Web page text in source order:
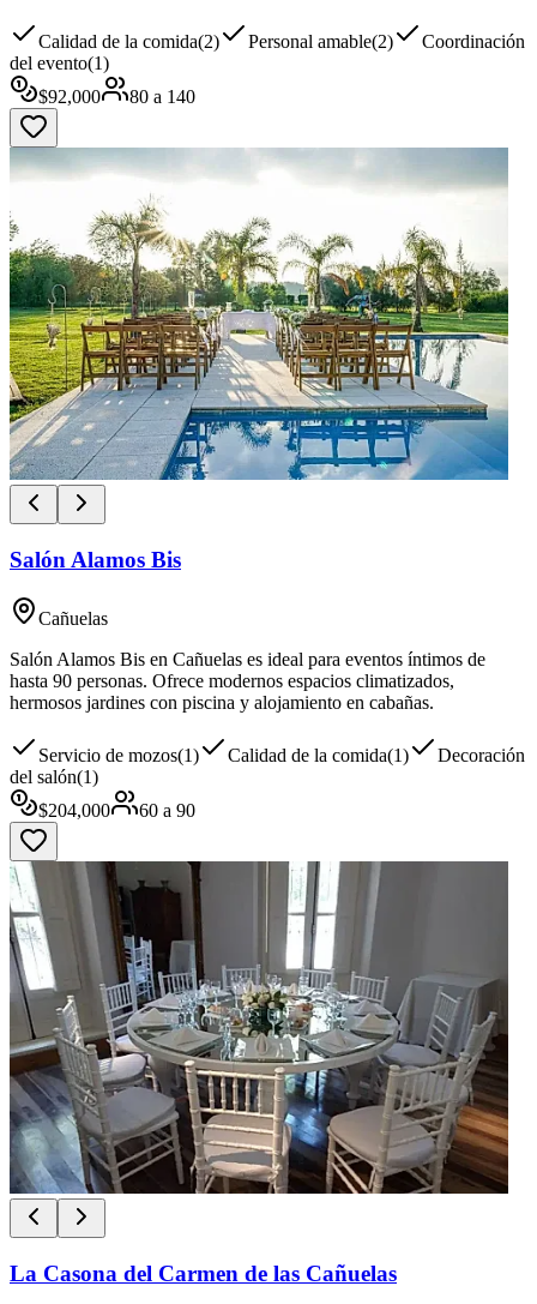
Calidad de la comida(2) Personal amable(2)
Coordinación
del evento(1)
$92,000 80 a 140
Salón Alamos Bis
Cañuelas
Salón Alamos Bis en Cañuelas es ideal para eventos íntimos de
hasta 90 personas. Ofrece modernos espacios climatizados,
hermosos jardines con piscina y alojamiento en cabañas.
Servicio de mozos(1) Calidad de la comida(1)
Decoración
del salón(1)
$204,000 60 a 90
La Casona del Carmen de las Cañuelas